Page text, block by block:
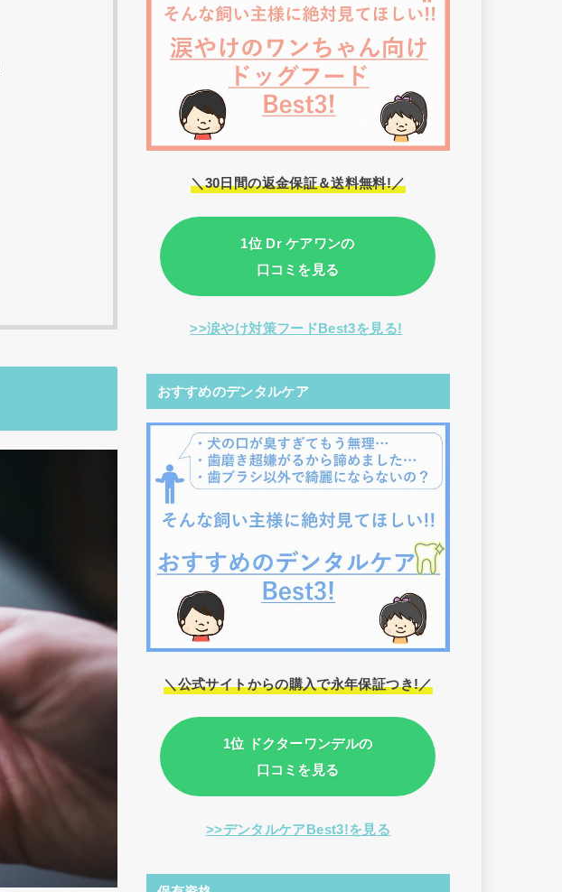
＼30日間の返金保証＆送料無料!／
1位 Dr ケアワンの
口コミを見る
>>涙やけ対策フードBest3を見る!
おすすめのデンタルケア
＼公式サイトからの購入で永年保証つき!／
1位 ドクターワンデルの
口コミを見る
>>デンタルケアBest3!を見る